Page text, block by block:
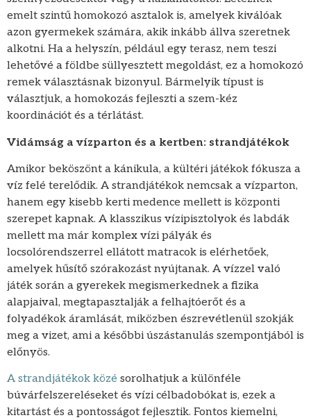
emelt szintű homokozó asztalok is, amelyek kiválóak
azon gyermekek számára, akik inkább állva szeretnek
alkotni. Ha a helyszín, például egy terasz, nem teszi
lehetővé a földbe süllyesztett megoldást, ez a homokozó
remek választásnak bizonyul. Bármelyik típust is
választjuk, a homokozás fejleszti a szem-kéz
koordinációt és a térlátást.
Vidámság a vízparton és a kertben: strandjátékok
Amikor beköszönt a kánikula, a kültéri játékok fókusza a
víz felé terelődik. A strandjátékok nemcsak a vízparton,
hanem egy kisebb kerti medence mellett is központi
szerepet kapnak. A klasszikus vízipisztolyok és labdák
mellett ma már komplex vízi pályák és
locsolórendszerrel ellátott matracok is elérhetőek,
amelyek hűsítő szórakozást nyújtanak. A vízzel való
játék során a gyerekek megismerkednek a fizika
alapjaival, megtapasztalják a felhajtóerőt és a
folyadékok áramlását, miközben észrevétlenül szokják
meg a vizet, ami a későbbi úszástanulás szempontjából is
előnyös.
A strandjátékok közé sorolhatjuk a különféle
búvárfelszereléseket és vízi célbadobókat is, ezek a
kitartást és a pontosságot fejlesztik. Fontos kiemelni,